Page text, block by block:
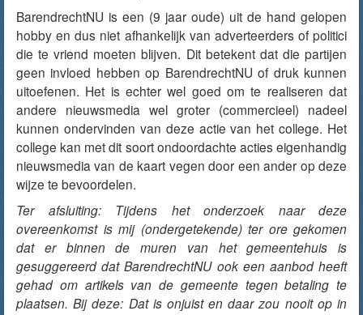
BarendrechtNU is een (9 jaar oude) uit de hand gelopen
hobby en dus niet afhankelijk van adverteerders of politici
die te vriend moeten blijven. Dit betekent dat die partijen
geen invloed hebben op BarendrechtNU of druk kunnen
uitoefenen. Het is echter wel goed om te realiseren dat
andere nieuwsmedia wel groter (commercieel) nadeel
kunnen ondervinden van deze actie van het college. Het
college kan met dit soort ondoordachte acties eigenhandig
nieuwsmedia van de kaart vegen door een ander op deze
wijze te bevoordelen.
Ter afsluiting: Tijdens het onderzoek naar deze
overeenkomst is mij (ondergetekende) ter ore gekomen
dat er binnen de muren van het gemeentehuis is
gesuggereerd dat BarendrechtNU ook een aanbod heeft
gehad om artikels van de gemeente tegen betaling te
plaatsen. Bij deze: Dat is onjuist en daar zou nooit op in